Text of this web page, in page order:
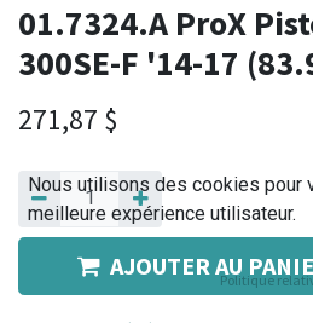
01.7324.A ProX
300SE-F '14-17
271,87 $
AJOUTER AU
Nous utilisons des cookies pour
meilleure expérience utilisateur.
Politique